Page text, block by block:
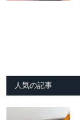
人気の記事